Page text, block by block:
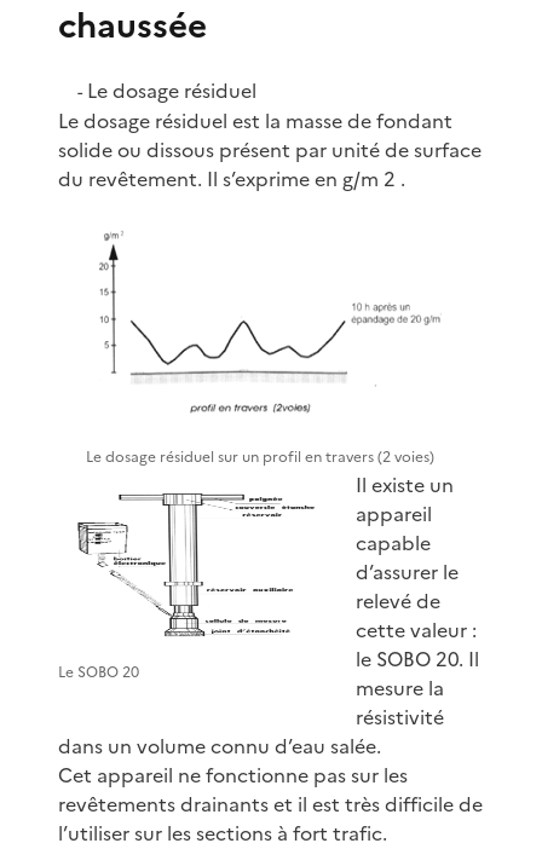
chaussée
-Le dosage résiduel
Le dosage résiduel est la masse de fondant
solide ou dissous présent par unité de surface
du revêtement. Il s’exprime en g/m 2 .
Le dosage résiduel sur un profil en travers (2 voies)
Le SOBO 20
Il existe un
appareil
capable
d’assurer le
relevé de
cette valeur :
le SOBO 20. Il
mesure la
résistivité
dans un volume connu d’eau salée.
Cet appareil ne fonctionne pas sur les
revêtements drainants et il est très difficile de
l’utiliser sur les sections à fort trafic.